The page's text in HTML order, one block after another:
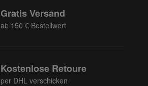
Gratis Versand
ab 150 € Bestellwert
Kostenlose Retoure
per DHL verschicken